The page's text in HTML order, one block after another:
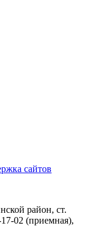
сайтов
район, ст.
02 (приемная),